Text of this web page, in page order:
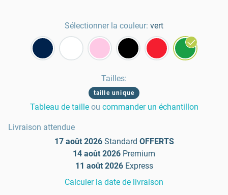
Sélectionner la couleur: vert
Tailles:
taille unique
Tableau de taille ou commander un échantillon
Livraison attendue
17 août 2026 Standard OFFERTS
14 août 2026 Premium
11 août 2026 Express
Calculer la date de livraison